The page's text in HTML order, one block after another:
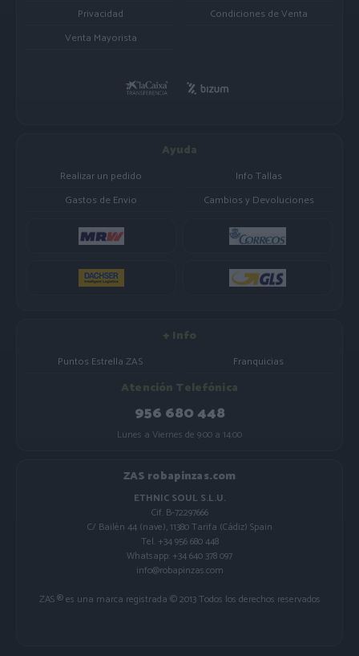
Privacidad
Condiciones de Venta
Venta Mayorista
Ayuda
Realizar un pedido
Info Tallas
Gastos de Envio
Cambios y Devoluciones
+ Info
Puntos Estrella ZAS Franquicias
Atención Telefónica
956 680 448
Lunes a Viernes de 9:00 a 14:00
ZAS robapinzas.com
ETHNIC SOUL S.L.U.
Cif. B-72297666
C/ Bailén 44 (nave), 11380 Tarifa (Cádiz) Spain
Tel. +34 956 680 448
Whatsapp: +34 640 378 097
info@robapinzas.com
ZAS ® es una marca registrada © 2013 Todos los derechos reservados